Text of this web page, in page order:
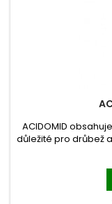
ACIDOMID
důležité pro drůbež
na trhu
stimulujících